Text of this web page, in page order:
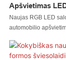
Apšvietimas
Kompanija -
Naujas RGB LED
automobilio
kokybe, išvaizda ir
apibendrina